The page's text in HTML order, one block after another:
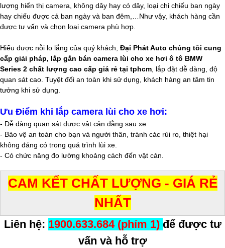
lượng hiển thị camera, không dây hay có dây, loại chỉ chiếu ban ngày
hay chiếu được cả ban ngày và ban đêm,…Như vậy, khách hàng cần
được tư vấn và chọn loại camera phù hợp.
Hiểu được nỗi lo lắng của quý khách, Đại Phát Auto chúng tôi cung
cấp giải pháp, lắp gắn bán camera lùi cho xe hơi ô tô BMW
Series 2 chất lượng cao cấp giá rẻ tại tphcm, lắp đặt dễ dàng, độ
quan sát cao. Tuyệt đối an toàn khi sử dụng, khách hàng an tâm tin
tưởng khi sử dụng.
Ưu Điểm khi lắp camera lùi cho xe hơi:
- Dễ dàng quan sát được vật cản đằng sau xe
- Bảo vệ an toàn cho bạn và người thân, tránh các rủi ro, thiệt hại
không đáng có trong quá trình lùi xe.
- Có chức năng đo lường khoảng cách đến vật cản.
CAM KẾT CHẤT LƯỢNG - GIÁ RẺ
NHẤT
Liên hệ: 1900.633.684 (phím 1) để được tư
vấn và hỗ trợ